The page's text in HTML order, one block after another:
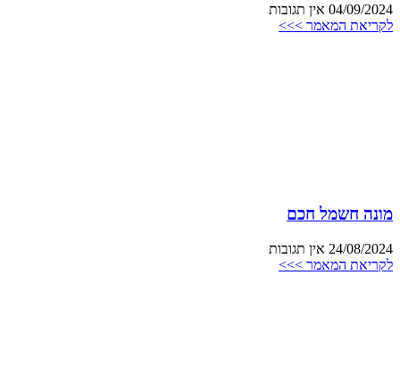
04/09/2024 אין תגובות
לקריאת המאמר >>>
מונה חשמל חכם
24/08/2024 אין תגובות
לקריאת המאמר >>>